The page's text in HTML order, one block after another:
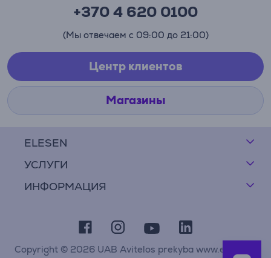
ELESEN
УСЛУГИ
ИНФОРМАЦИЯ
+370 4 620 0100
(Мы отвечаем с 09:00 до 21:00)
Центр клиентов
Магазины
Copyright © 2026 UAB Avitelos prekyba www.elesen.lt